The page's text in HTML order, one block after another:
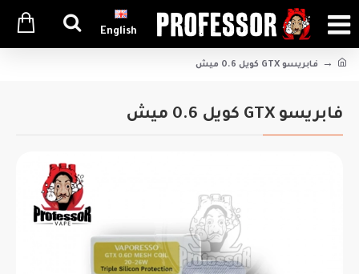
English
فابريسو GTX كويل 0.6 ميش
فابريسو GTX كويل 0.6 ميش